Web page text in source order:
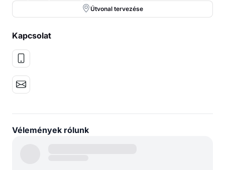
Útvonal tervezése
Kapcsolat
Vélemények rólunk